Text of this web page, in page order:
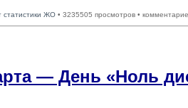
статистики ЖО • 3235505 просмотров •
— День «Ноль